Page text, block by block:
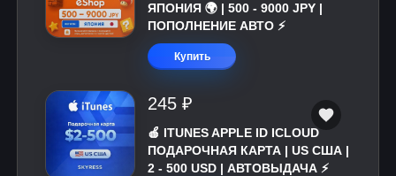
ЯПОНИЯ 🌍 | 500 - 9000 JPY |
ПОПОЛНЕНИЕ АВТО ⚡
Купить
245 ₽
🍎 ITUNES APPLE ID ICLOUD
ПОДАРОЧНАЯ КАРТА | US США |
2 - 500 USD | АВТОВЫДАЧА ⚡️